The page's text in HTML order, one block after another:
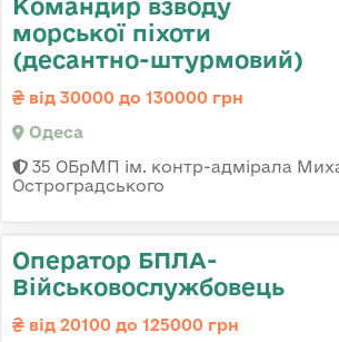
Командир взводу
морської піхоти
(десантно-штурмовий)
від 30000 до 130000 грн
Одеса
35 ОБрМП ім. контр-адмірала
Остроградського
Оператор БПЛА-
Військовослужбовець
від 20100 до 125000 грн